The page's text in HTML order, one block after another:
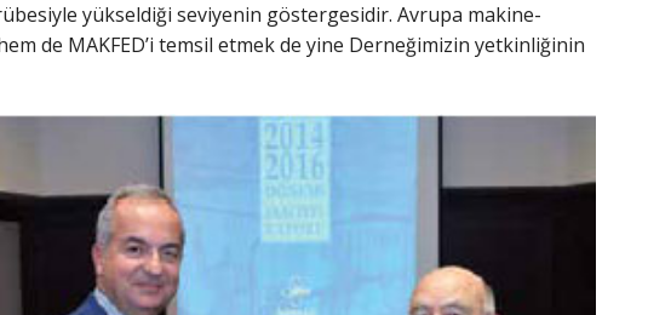
yükseldiği seviyenin göstergesidir. Avrupa makine-
de MAKFED’i temsil etmek de yine Derneğimizin yetkinliğinin